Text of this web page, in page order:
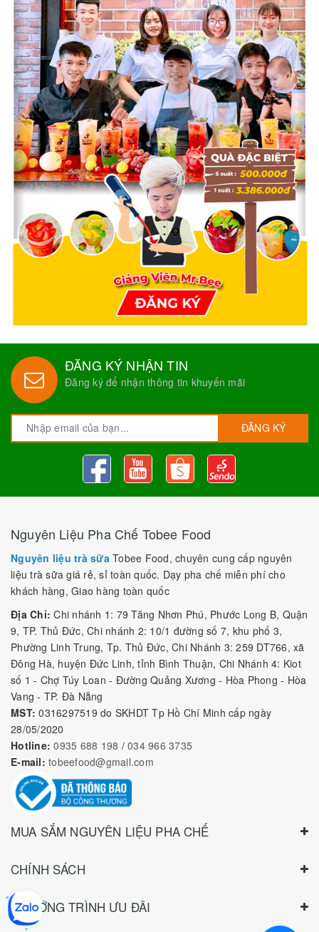
ĐĂNG KÝ NHẬN TIN
Đăng ký để nhận thông tin khuyến mãi
ĐĂNG KÝ
Nguyên Liệu Pha Chế Tobee Food
Nguyên liệu trà sữa Tobee Food, chuyên cung cấp nguyên
liệu trà sữa giá rẻ, sỉ toàn quốc. Dạy pha chế miễn phí cho
khách hàng, Giao hàng toàn quốc
Địa Chỉ: Chi nhánh 1: 79 Tăng Nhơn Phú, Phước Long B, Quận
9, TP. Thủ Đức, Chi nhánh 2: 10/1 đường số 7, khu phố 3,
Phường Linh Trung, Tp. Thủ Đức, Chi Nhánh 3: 259 DT766, xã
Đông Hà, huyện Đức Linh, tỉnh Bình Thuận, Chi Nhánh 4: Kiot
số 1 - Chợ Túy Loan - Đường Quảng Xương - Hòa Phong - Hòa
Vang - TP. Đà Nẵng
MST: 0316297519 do SKHDT Tp Hồ Chí Minh cấp ngày
28/05/2020
Hotline: 0935 688 198 / 034 966 3735
E-mail: tobeefood@gmail.com
MUA SẮM NGUYÊN LIỆU PHA CHẾ
CHÍNH SÁCH
CHƯƠNG TRÌNH ƯU ĐÃI